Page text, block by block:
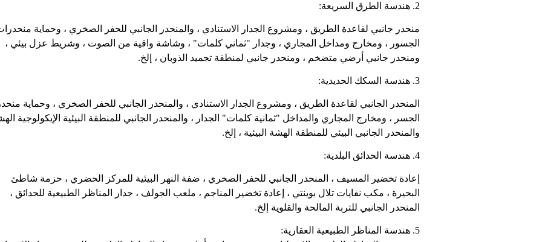
2. هندسة الطرق السريعة:
منحدر جانبي لقاعدة الطريق ، ومشروع الجدار الاستنادي ، والمنحدر الجانبي للحفر الصخري ، وحماية
الجسور ، ومخارج ومداخل المجاري ، وجدار "ثماني كلمات" ، وشاشة واقية من الصوت ، وشريط عزل بيئي ،
ومنحدر جانبي أرضي متضخم ، ومنحدر جانبي لمنطقة تجميد الذوبان ، إلخ.
3. هندسة السكك الحديدية:
المنحدر الجانبي لقاعدة الطريق ، ومشروع الجدار الاستنادي ، والمنحدر الجانبي للحفر الصخري ، وحماية منحدر
الجسر ، ومخارج المجاري والمداخل "ثمانية كلمات" الجدار ، والمنحدر الجانبي للمنطقة البيئية الإيكولوجية
والمنحدر الجانبي البيئي للمنطقة الهشة البيئية ، إلخ.
4. هندسة الحدائق البلدية:
إعادة تخضير المسيف ، المنحدر الجانبي للحفر الصخري ، ضفة النهر البيئية للمركز الحضري ، حزمة شاطئ
البحيرة ، مكب نفايات تلال بوينتي ، إعادة تخضير المناجم ، ملعب الجولف ، جدار المناظر الطبيعية للحدائق ،
المنحدر الجانبي للتربة المالحة والقلوية إلخ.
5. هندسة المناظر الطبيعية العقارية: